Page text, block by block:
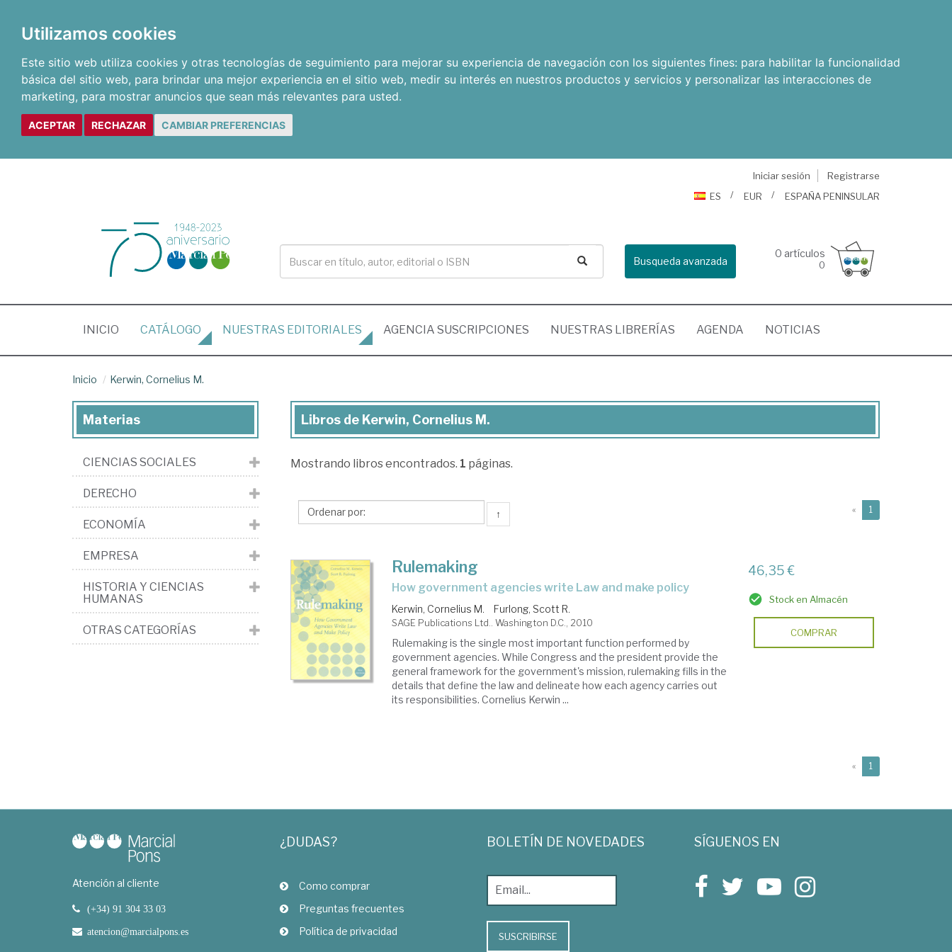
Utilizamos cookies
Este sitio web utiliza cookies y otras tecnologías de seguimiento para mejorar su experiencia de navegación con los siguientes fines: para habilitar la funcionalidad
básica del sitio web, para brindar una mejor experiencia en el sitio web, medir su interés en nuestros productos y servicios y personalizar las interacciones de
marketing, para mostrar anuncios que sean más relevantes para usted.
ACEPTAR RECHAZAR CAMBIAR PREFERENCIAS
Iniciar sesión
Registrarse
ES
EUR ESPAÑA PENINSULAR
Busqueda avanzada
0 artículos
0
INICIO (CURRENT)
CATÁLOGO NUESTRAS EDITORIALES AGENCIA SUSCRIPCIONES NUESTRAS LIBRERÍAS AGENDA NOTICIAS
Inicio Kerwin, Cornelius M.
Libros
Kerwin,
M.
Libros de Kerwin, Cornelius M.
Mostrando libros encontrados. 1 páginas.
↑ « 1
Rulemaking
how government agencies write Law and make policy
Kerwin, Cornelius M. Furlong, Scott R.
SAGE Publications Ltd.. Washington D.C., 2010
Rulemaking is the single most important function performed by
government agencies. While Congress and the president provide the
general framework for the government's mission, rulemaking fills in the
details that define the law and delineate how each agency carries out
its responsibilities. Cornelius Kerwin ...
46,35 €
Stock en Almacén
COMPRAR
« 1
Materias
CIENCIAS SOCIALES
DERECHO
ECONOMÍA
EMPRESA
HISTORIA Y CIENCIAS
HUMANAS
OTRAS CATEGORÍAS
Atención al cliente
(+34) 91 304 33 03
atencion@marcialpons.es
¿DUDAS?
Como comprar
Preguntas frecuentes
Política de privacidad
BOLETÍN DE NOVEDADES
SUSCRIBIRSE
SÍGUENOS EN